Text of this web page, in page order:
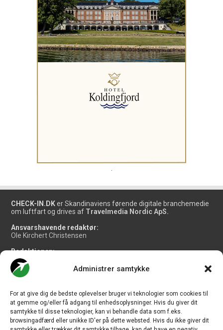
Administrer samtykke
For at give dig de bedste oplevelser bruger vi teknologier som cookies til
at gemme og/eller få adgang til enhedsoplysninger. Hvis du giver dit
samtykke til disse teknologier, kan vi behandle data som f.eks.
browsingadfærd eller unikke ID'er på dette websted. Hvis du ikke giver dit
CHECK-IN.DK er Skandinaviens førende digitale branchemedie
om luftfart og drives af Travelmedia Nordic ApS.
Ansvarshavende redaktør:
Ole Kirchert Christensen
Redaktionen:
Christian Granhøj Skouboe
Henrik Baumgarten
Danny Longhi Andreasen
Salg og jobannoncer:
salg@travelmedianordic.com